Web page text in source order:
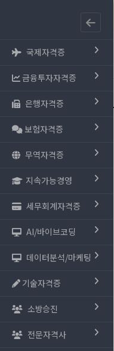
국제자격증
금융투자자격증
은행자격증
보험자격증
무역자격증
지속가능경영
세무회계자격증
AI/바이브코딩
데이터분석/마케팅
기술자격증
소방승진
전문자격사